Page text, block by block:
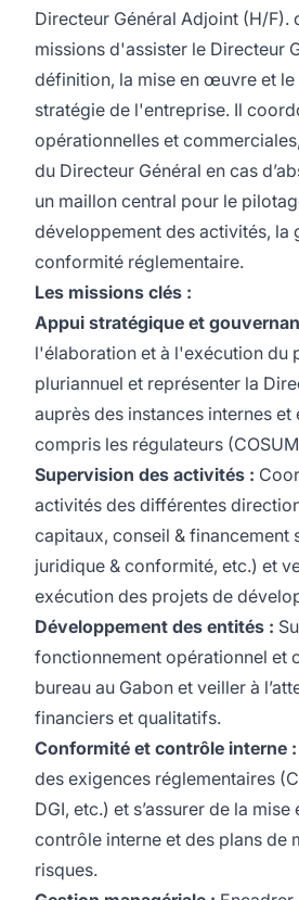
Directeur Général Adjoint (H/F).
missions d'assister le Directeur
définition, la mise en œuvre et le
stratégie de l'entreprise. Il
opérationnelles et
du Directeur Général en cas
un maillon central pour le
développement des activités, la
conformité réglementaire.
Les missions clés :
Appui stratégique et
l'élaboration et à l'exécution du
pluriannuel et représenter la
auprès des instances internes et
compris les régulateurs
Supervision des activités :
activités des différentes
capitaux, conseil & financement
juridique & conformité, etc.) et
exécution des projets de
Développement des entités :
fonctionnement opérationnel et
bureau au Gabon et veiller à
financiers et qualitatifs.
Conformité et contrôle interne :
des exigences réglementaires
DGI, etc.) et s’assurer de la
contrôle interne et des plans de
risques.